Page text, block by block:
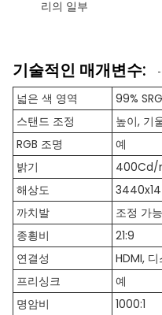
리의 일부
기술적인 매개변수:
넓은 색 영역
99%
스탠드 조정
높이, 기
RGB 조명
예
밝기
400Cd/
해상도
까치발
조정 가
종횡비
21:9
연결성
HDMI,
프리싱크
예
명암비
1000:1